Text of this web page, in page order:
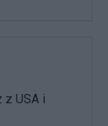
z USA i